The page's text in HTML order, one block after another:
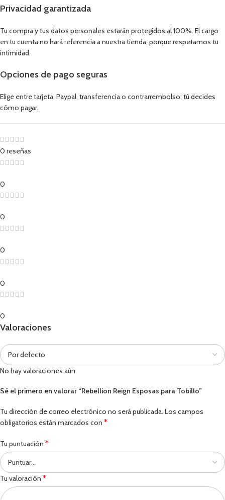
Privacidad garantizada
Tu compra y tus datos personales estarán protegidos al 100%. El cargo
en tu cuenta no hará referencia a nuestra tienda, porque respetamos tu
intimidad.
Opciones de pago seguras
Elige entre tarjeta, Paypal, transferencia o contrarrembolso; tú decides
cómo pagar.
0 reseñas
0
0
0
0
0
Valoraciones
No hay valoraciones aún.
Sé el primero en valorar “Rebellion Reign Esposas para Tobillo”
Tu dirección de correo electrónico no será publicada. Los campos
obligatorios están marcados con *
Tu puntuación *
Tu valoración *